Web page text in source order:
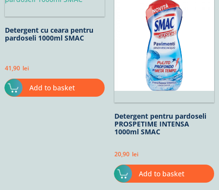
Detergent cu ceara pentru
pardoseli 1000ml SMAC
41,90 lei
Add to basket
Detergent pentru pardoseli
PROSPETIME INTENSA
1000ml SMAC
20,90 lei
Add to basket